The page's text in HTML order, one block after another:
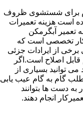
برای شستشوی ظروف
است هزینه تعمیرات
تعمیر آبگرمکن
کار تخصصی است که
از ایرادات جزئی
اصلاح است.اگر
توانید بسیاری از
گام به گام عیب یابی
دست ها بتوانند
انجام دهند.